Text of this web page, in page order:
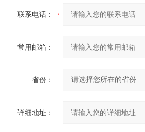
联系电话：
常用邮箱：
省份：
详细地址：